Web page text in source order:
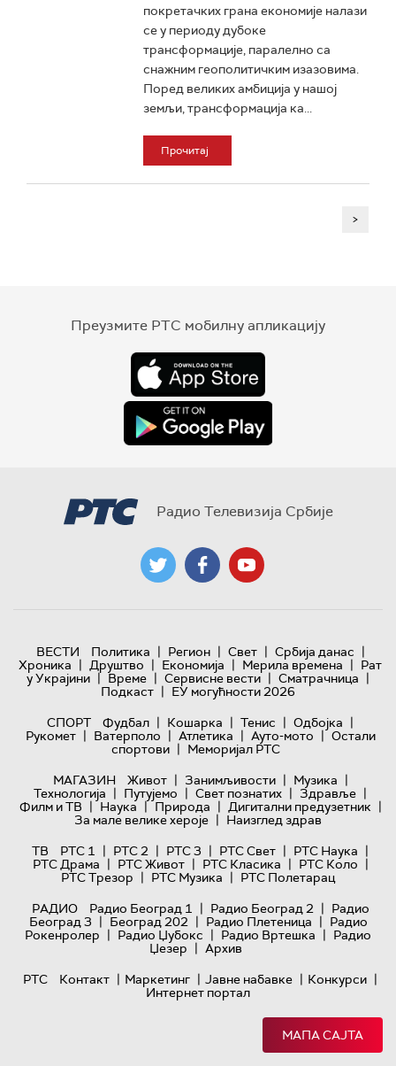
покретачких грана економије налази
се у периоду дубоке
трансформације, паралелно са
снажним геополитичким изазовима.
Поред великих амбиција у нашој
земљи, трансформација ка...
Прочитај
>
Преузмите РТС мобилну апликацију
Радио Телевизија Србије
ВЕСТИ Политика | Регион | Свет | Србија данас |
Хроника | Друштво | Економија | Мерила времена | Рат
у Украјини | Време | Сервисне вести | Сматрачница |
Подкаст | ЕУ могућности 2026
СПОРТ
Фудбал | Кошарка | Тенис | Одбојка |
Рукомет | Ватерполо | Атлетика | Ауто-мото | Остали
спортови | Меморијал РТС
МАГАЗИН
Живот | Занимљивости | Музика |
Технологијa | Путујемо | Свет познатих | Здравље |
Филм и ТВ | Наука | Природа | Дигитални предузетник |
За мале велике хероје | Наизглед здрав
ТВ
РТС 1 | РТС 2 | РТС 3 | РТС Свет | РТС Наука |
РТС Драма | РТС Живот | РТС Класика | РТС Коло |
РТС Трезор | РТС Музика | РТС Полетарац
РАДИО
Радио Београд 1 | Радио Београд 2 | Радио
Београд 3 | Београд 202 | Радио Плетеница | Радио
Рокенролер | Радио Џубокс | Радио Вртешка | Радио
Џезер | Архив
РТС
Контакт | Маркетинг | Јавне набавке | Конкурси |
Интернет портал
МАПА САЈТА